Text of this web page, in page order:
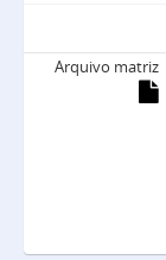
Arquivo matriz